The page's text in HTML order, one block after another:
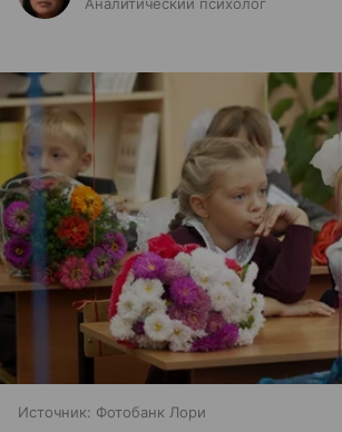
Источник: Фотобанк Лори